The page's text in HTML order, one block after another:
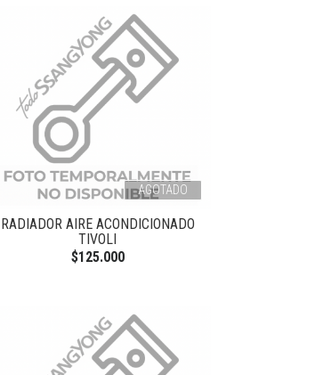
AGOTADO
RADIADOR AIRE ACONDICIONADO
TIVOLI
$125.000